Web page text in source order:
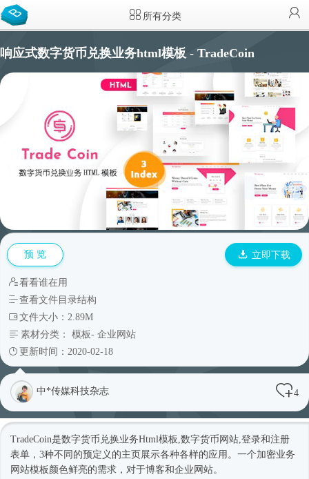
所有分类
响应式数字货币兑换业务html模板 - TradeCoin
预 览 立即下载
看看谁在用
查看文件目录结构
文件大小：2.89M
素材分类： 模板- 企业网站
更新时间：2020-02-18
中*传媒科技杂志 4
TradeCoin是数字货币兑换业务Html模板 ,数字货币网站,登录和注册
表单，3种不同的预定义的主页展示各种各样的应用。一个加密业务
网站模板 颜色鲜亮的需求，对于博客和企业网站。